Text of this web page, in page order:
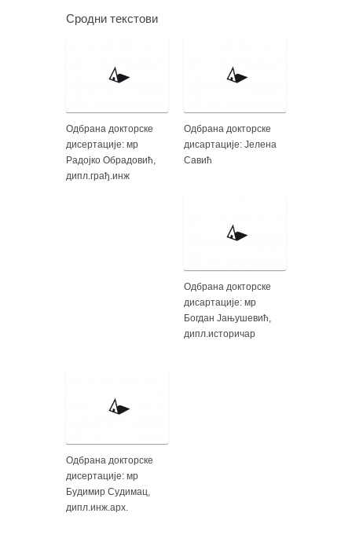
Сродни текстови
Одбрана докторске
дисертације: мр
Радојко Обрадовић,
дипл.грађ.инж
Одбрана докторске
дисартације: Јелена
Савић
Одбрана докторске
дисартације: мр
Богдан Јањушевић,
дипл.историчар
Одбрана докторске
дисертације: мр
Будимир Судимац,
дипл.инж.арх.